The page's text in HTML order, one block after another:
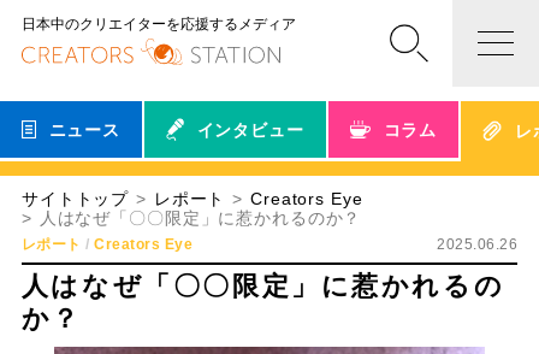
日本中のクリエイターを応援するメディア
ニュース インタビュー コラム レ
サイトトップ レポート
Creators Eye
人はなぜ「〇〇限定」に惹かれるのか？
レポート Creators Eye 2025.06.26
人はなぜ「〇〇限定」に惹かれるの
か？